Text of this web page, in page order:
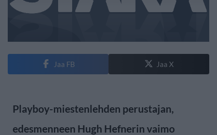
Jaa FB Jaa X
Playboy-miestenlehden perustajan,
edesmenneen Hugh Hefnerin vaimo